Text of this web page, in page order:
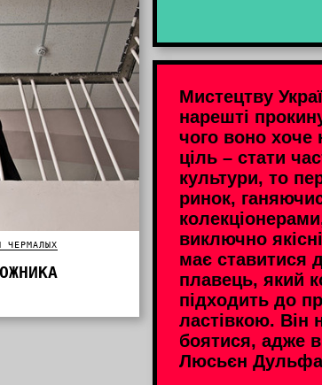
ЧЕРМАЛЫХ
Мистецтву
нарешті
чого воно хоче
ціль – стати
культури, то
ринок,
виключно
має ставитися
плавець, який
підходить до
ластівкою. Він
боятися, адже
Люсьєн